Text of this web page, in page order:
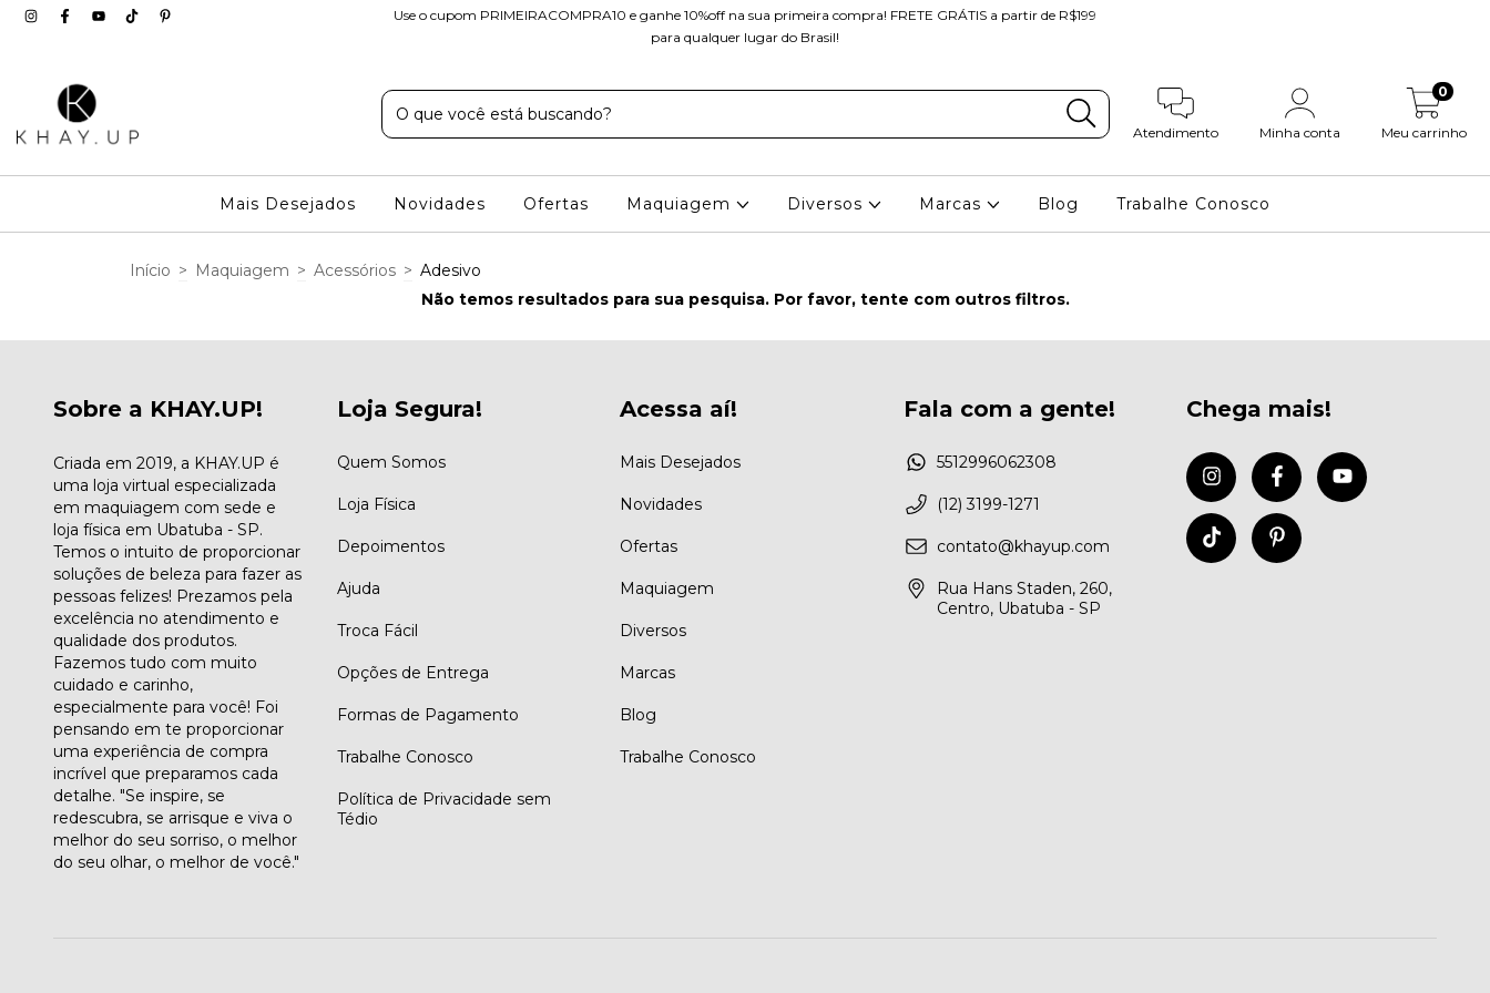
Use o cupom PRIMEIRACOMPRA10 e ganhe 10%off na sua primeira compra! FRETE GRÁTIS a partir de R$199
para qualquer lugar do Brasil!
Atendimento Minha conta Meu carrinho
0
Mais Desejados Novidades Ofertas Maquiagem Diversos Marcas Blog Trabalhe Conosco
Início > Maquiagem > Acessórios > Adesivo
Não temos resultados para sua pesquisa. Por favor, tente com outros filtros.
Sobre a KHAY.UP!
Criada em 2019, a KHAY.UP é
uma loja virtual especializada
em maquiagem com sede e
loja física em Ubatuba - SP.
Temos o intuito de proporcionar
soluções de beleza para fazer as
pessoas felizes! Prezamos pela
excelência no atendimento e
qualidade dos produtos.
Fazemos tudo com muito
cuidado e carinho,
especialmente para você! Foi
pensando em te proporcionar
uma experiência de compra
incrível que preparamos cada
detalhe. "Se inspire, se
redescubra, se arrisque e viva o
melhor do seu sorriso, o melhor
do seu olhar, o melhor de você."
Loja Segura!
Quem Somos
Loja Física
Depoimentos
Ajuda
Troca Fácil
Opções de Entrega
Formas de Pagamento
Trabalhe Conosco
Política de Privacidade sem
Tédio
Acessa aí!
Mais Desejados
Novidades
Ofertas
Maquiagem
Diversos
Marcas
Blog
Trabalhe Conosco
Fala com a gente!
5512996062308
(12) 3199-1271
contato@khayup.com
Rua Hans Staden, 260,
Centro, Ubatuba - SP
Chega mais!